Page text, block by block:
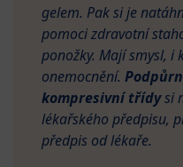
gelem. Pak si je
pomoci zdravotní
ponožky. Mají smysl, i
onemocnění.
kompresivní třídysi
lékařského předpisu,
předpis od lékaře.